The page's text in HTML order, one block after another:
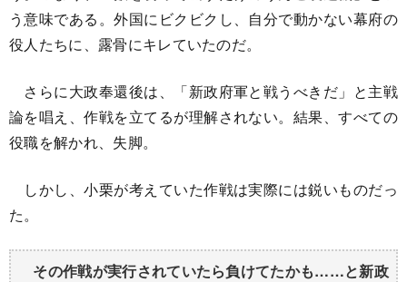
う意味である。外国にビクビクし、自分で動かない幕府の
役人たちに、露骨にキレていたのだ。
さらに大政奉還後は、「新政府軍と戦うべきだ」と主戦
論を唱え、作戦を立てるが理解されない。結果、すべての
役職を解かれ、失脚。
しかし、小栗が考えていた作戦は実際には鋭いものだっ
た。
その作戦が実行されていたら負けてたかも……と新政